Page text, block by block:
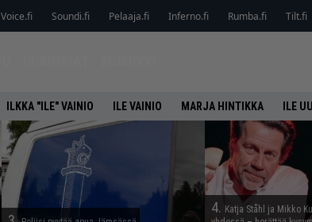
Voice.fi Soundi.fi Pelaaja.fi Inferno.fi Rumba.fi Tilt.fi
ILKKA "ILE" VAINIO ILE VAINIO MARJA HINTIKKA ILE
4. Katja Ståhl ja Mikko